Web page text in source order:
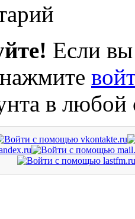
Если вы
в любой